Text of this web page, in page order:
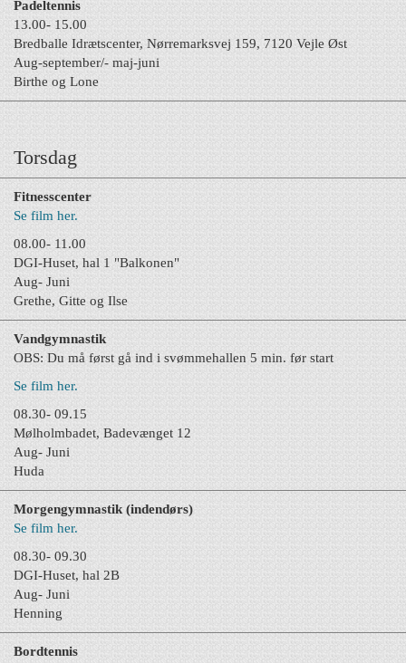
Padeltennis
13.00- 15.00
Bredballe Idrætscenter, Nørremarksvej 159, 7120 Vejle Øst
Aug-september/- maj-juni
Birthe og Lone
Torsdag
Fitnesscenter
Se film her.
08.00- 11.00
DGI-Huset, hal 1 "Balkonen"
Aug- Juni
Grethe, Gitte og Ilse
Vandgymnastik
OBS: Du må først gå ind i svømmehallen 5 min. før start
Se film her.
08.30- 09.15
Mølholmbadet, Badevænget 12
Aug- Juni
Huda
Morgengymnastik (indendørs)
Se film her.
08.30- 09.30
DGI-Huset, hal 2B
Aug- Juni
Henning
Bordtennis